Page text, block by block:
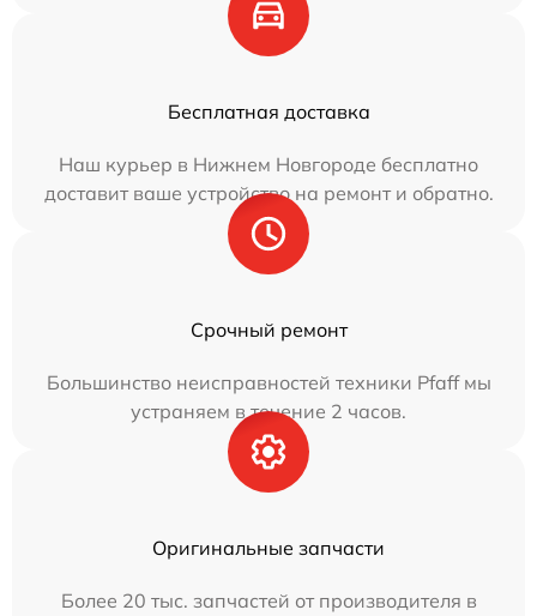
Бесплатная доставка
Наш курьер в Нижнем Новгороде бесплатно
доставит ваше устройство на ремонт и обратно.
Срочный ремонт
Большинство неисправностей техники Pfaff мы
устраняем в течение 2 часов.
Оригинальные запчасти
Более 20 тыс. запчастей от производителя в